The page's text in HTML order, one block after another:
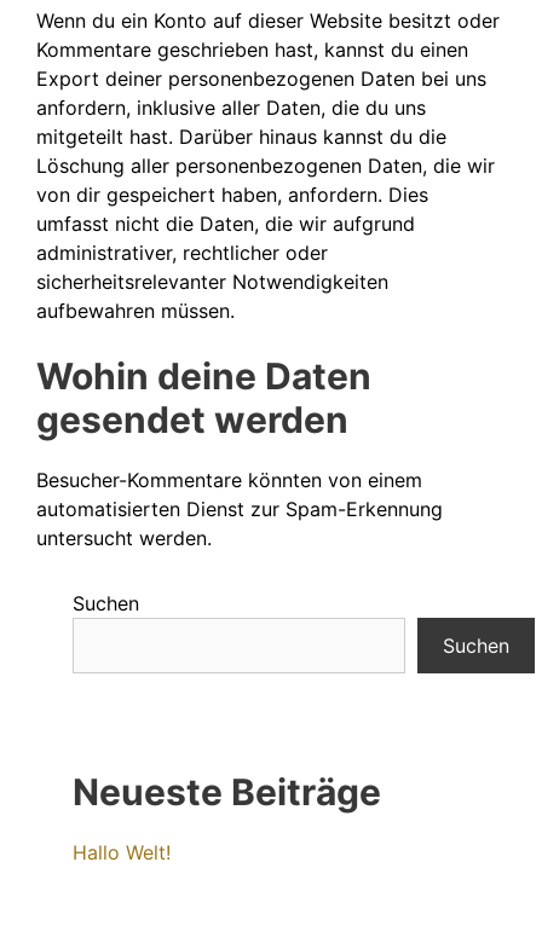
Wenn du ein Konto auf dieser Website besitzt oder
Kommentare geschrieben hast, kannst du einen
Export deiner personenbezogenen Daten bei uns
anfordern, inklusive aller Daten, die du uns
mitgeteilt hast. Darüber hinaus kannst du die
Löschung aller personenbezogenen Daten, die wir
von dir gespeichert haben, anfordern. Dies
umfasst nicht die Daten, die wir aufgrund
administrativer, rechtlicher oder
sicherheitsrelevanter Notwendigkeiten
aufbewahren müssen.
Wohin deine Daten
gesendet werden
Besucher-Kommentare könnten von einem
automatisierten Dienst zur Spam-Erkennung
untersucht werden.
Suchen
Suchen
Neueste Beiträge
Hallo Welt!